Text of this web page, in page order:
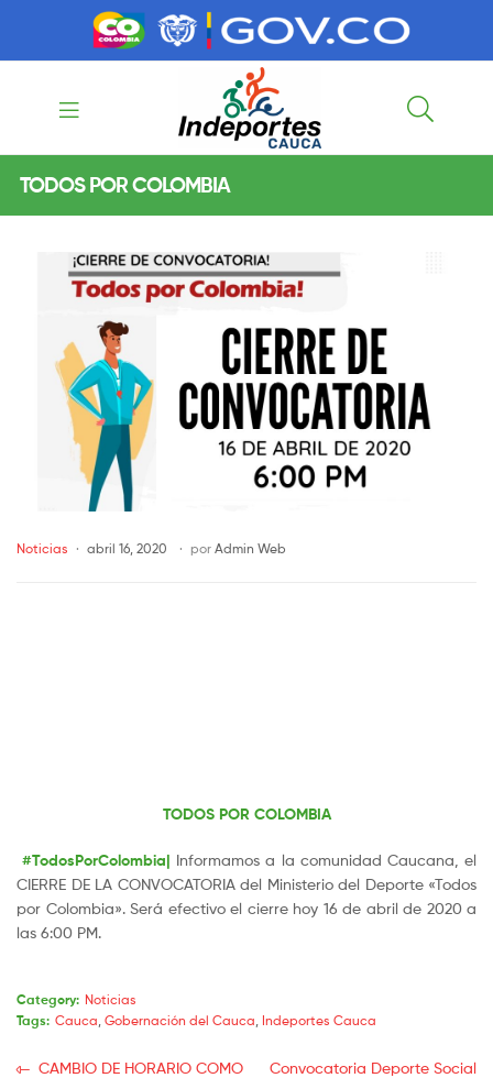
Indeportes
Cauca
TODOS POR COLOMBIA
Noticias abril 16, 2020 por Admin Web
TODOS POR COLOMBIA
#TodosPorColombia| Informamos a la comunidad Caucana, el
CIERRE DE LA CONVOCATORIA del Ministerio del Deporte «Todos
por Colombia». Será efectivo el cierre hoy 16 de abril de 2020 a
las 6:00 PM.
Category: Noticias
Tags: Cauca Gobernación del Cauca Indeportes Cauca
CAMBIO DE HORARIO COMO
Convocatoria Deporte Social